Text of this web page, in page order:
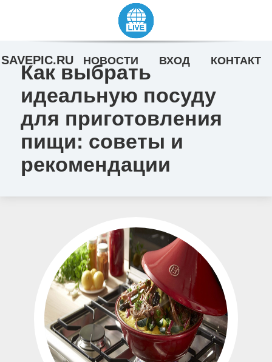
Как выбрать
идеальную посуду
для приготовления
пищи: советы и
рекомендации
SAVEPIC.RU НОВОСТИ ВХОД КОНТАКТ